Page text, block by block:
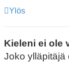
Ylös
Kieleni ei ole
Joko ylläpitäjä